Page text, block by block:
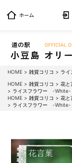
ホーム
HOME 雑貨コリコ
ラ
HOME
雑貨コリコ 花と
ライスフラワー -White-
HOME
雑貨コリコ
花と
ライスフラワー -White-